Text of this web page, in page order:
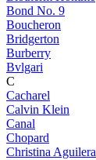
Bond No. 9
Boucheron
Bridgerton
Burberry
Bvlgari
C
Cacharel
Calvin Klein
Canal
Chopard
Christina Aguilera